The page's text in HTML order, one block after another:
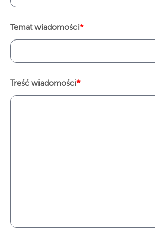
Temat wiadomości*
Treść wiadomości*